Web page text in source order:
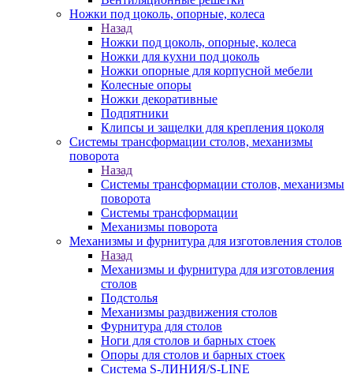
Ножки под цоколь, опорные, колеса
Назад
Ножки под цоколь, опорные, колеса
Ножки для кухни под цоколь
Ножки опорные для корпусной мебели
Колесные опоры
Ножки декоративные
Подпятники
Клипсы и защелки для крепления цоколя
Системы трансформации столов, механизмы
поворота
Назад
Системы трансформации столов, механизмы
поворота
Системы трансформации
Механизмы поворота
Механизмы и фурнитура для изготовления столов
Назад
Механизмы и фурнитура для изготовления
столов
Подстолья
Механизмы раздвижения столов
Фурнитура для столов
Ноги для столов и барных стоек
Опоры для столов и барных стоек
Система S-ЛИНИЯ/S-LINE